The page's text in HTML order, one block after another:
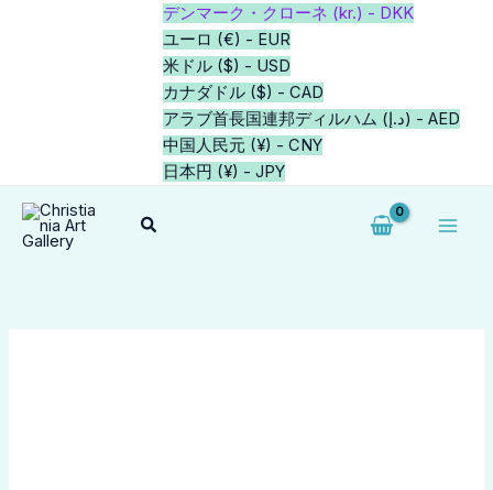
デンマーク・クローネ (kr.) - DKK
ユーロ (€) - EUR
米ドル ($) - USD
カナダドル ($) - CAD
アラブ首長国連邦ディルハム (د.إ) - AED
中国人民元 (¥) - CNY
日本円 (¥) - JPY
検
元
の
価
格
は
kr.14.000,00
で
現
在
の
価
格
は
kr.8.000,00